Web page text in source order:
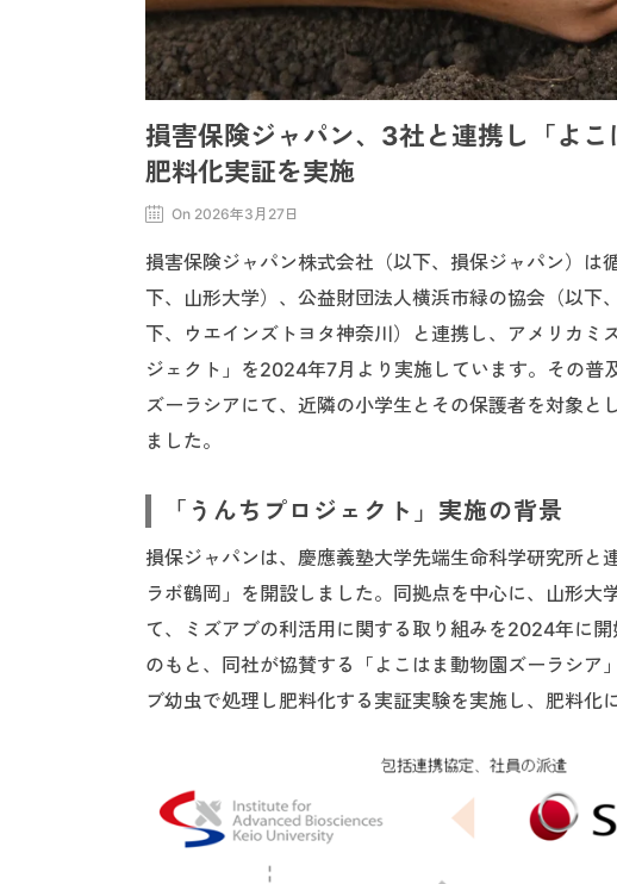
損害保険ジャパン、3社と連携し「よ
肥料化実証を実施
On 2026年3月27日
損害保険ジャパン株式会社（以下、損保ジャパン）
下、山形大学）、公益財団法人横浜市緑の協会（以
下、ウエインズトヨタ神奈川）と連携し、アメリカミ
ジェクト」を2024年7月より実施しています。その
ズーラシアにて、近隣の小学生とその保護者を対象
ました。
「うんちプロジェクト」実施の背景
損保ジャパンは、慶應義塾大学先端生命科学研究所
ラボ鶴岡」を開設しました。同拠点を中心に、山形
て、ミズアブの利活用に関する取り組みを2024年に
のもと、同社が協賛する「よこはま動物園ズーラシ
ブ幼虫で処理し肥料化する実証実験を実施し、肥料化